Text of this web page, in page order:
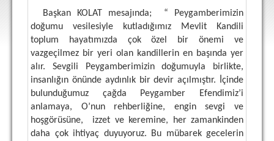
BİLETLER
DEPLASMAN
LİSANSLI ÜRÜNLER
MULTİMEDYA
FOTOĞRAF & VİDEOLAR
MARŞ & TEZAHÜRATLAR
Başkan KOLAT mesajında;
“ Peygamberimizin
doğumu vesilesiyle kutladığımız Mevlit Kandili
toplum hayatımızda çok özel bir önemi ve
vazgeçilmez bir yeri olan kandillerin en başında yer
alır. Sevgili Peygamberimizin doğumuyla birlikte,
insanlığın önünde aydınlık bir devir açılmıştır. İçinde
bulunduğumuz çağda Peygamber Efendimiz’i
anlamaya, O’nun rehberliğine, engin sevgi ve
hoşgörüsüne,
izzet ve keremine, her zamankinden
daha çok ihtiyaç duyuyoruz. Bu mübarek gecelerin